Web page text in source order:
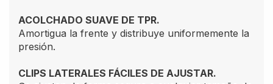
ACOLCHADO SUAVE DE TPR.
Amortigua la frente y distribuye uniformemente la
presión.
CLIPS LATERALES FÁCILES DE AJUSTAR.